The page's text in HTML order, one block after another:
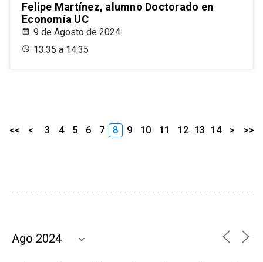
Felipe Martínez, alumno Doctorado en
Economía UC
9 de Agosto de 2024
13:35 a 14:35
<< < 3 4 5 6 7 8 9 10 11 12 13 14 > >>